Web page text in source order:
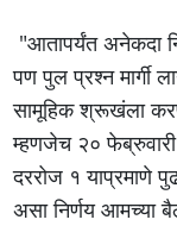
"आतापर्यंत अनेकदा
पण पुल प्रश्न मार्गी
सामूहिक श्रूखंला
म्हणजेच २० फेब्रुवारी
दररोज १ याप्रमाणे
असा निर्णय आमच्या